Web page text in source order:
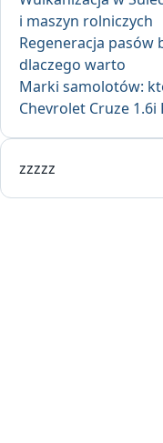
i maszyn rolniczych
Regeneracja
dlaczego warto
Marki samolotów:
Chevrolet Cruze
zzzzz